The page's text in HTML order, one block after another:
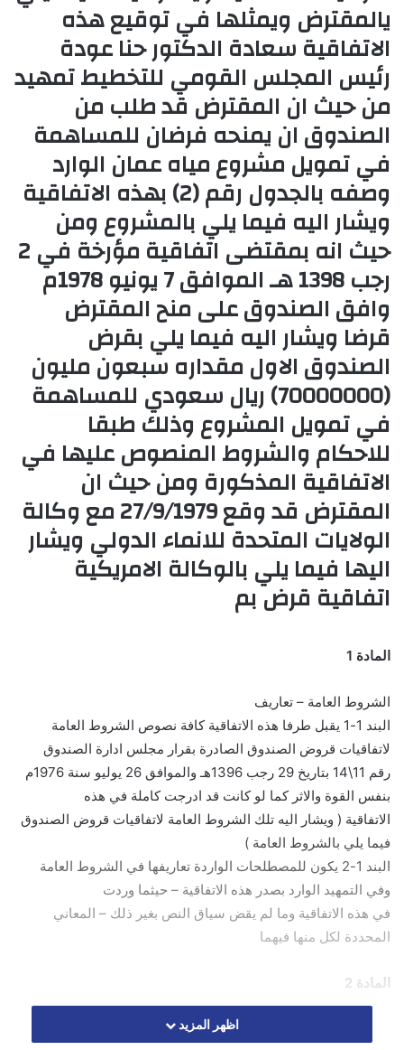
يالمقترض ويمثلها في توقيع هذه
الاتفاقية سعادة الدكتور حنا عودة
رئيس المجلس القومي للتخطيط تمهيد
من حيث ان المقترض قد طلب من
الصندوق ان يمنحه فرضان للمساهمة
في تمويل مشروع مياه عمان الوارد
وصفه بالجدول رقم (2) بهذه الاتفاقية
ويشار اليه فيما يلي بالمشروع ومن
حيث انه بمقتضى اتفاقية مؤرخة في 2
رجب 1398 هـ الموافق 7 يونيو 1978م
وافق الصندوق على منح المقترض
قرضا ويشار اليه فيما يلي بقرض
الصندوق الاول مقداره سبعون مليون
(70000000) ريال سعودي للمساهمة
في تمويل المشروع وذلك طبقا
للاحكام والشروط المنصوص عليها في
الاتفاقية المذكورة ومن حيث ان
المقترض قد وقع 27/9/1979 مع وكالة
الولايات المتحدة للانماء الدولي ويشار
اليها فيما يلي بالوكالة الامريكية
اتفاقية قرض بم
المادة 1
الشروط العامة – تعاريف
البند 1-1 يقبل طرفا هذه الاتفاقية كافة نصوص الشروط العامة
لاتفاقيات قروض الصندوق الصادرة بقرار مجلس ادارة الصندوق
رقم 11\14 بتاريخ 29 رجب 1396هـ والموافق 26 يوليو سنة 1976م
بنفس القوة والاثر كما لو كانت قد ادرجت كاملة في هذه
الاتفاقية ( ويشار اليه تلك الشروط العامة لاتفاقيات قروض الصندوق
فيما يلي بالشروط العامة )
البند 1-2 يكون للمصطلحات الواردة تعاريفها في الشروط العامة
وفي التمهيد الوارد بصدر هذه الاتفاقية – حيثما وردت
في هذه الاتفاقية وما لم يقض سياق النص بغير ذلك – المعاني
المحددة لكل منها فيهما
المادة 2
اظهر المزيد